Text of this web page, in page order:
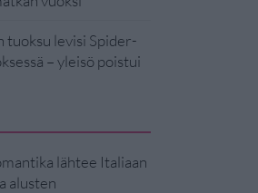
tuoksu levisi Spider-
– yleisö poistui
lähtee Italiaan
alusten